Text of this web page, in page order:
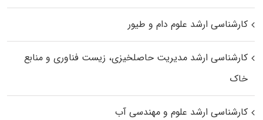
کارشناسی ارشد علوم دام و طیور
کارشناسی ارشد مدیریت حاصلخیزی، زیست فناوری و منابع
خاک
کارشناسی ارشد علوم و مهندسی آب